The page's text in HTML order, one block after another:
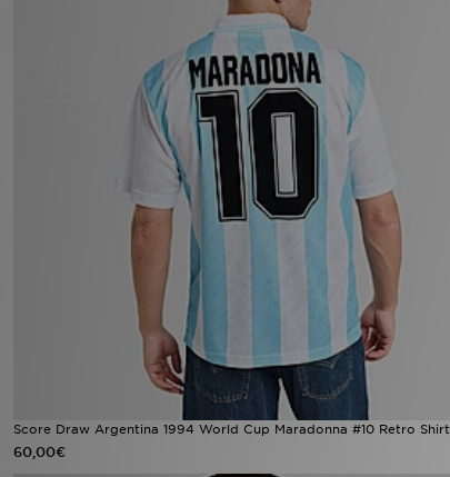
Score Draw Argentina 1994 World Cup Maradonna #10 Retro Shirt
60,00€